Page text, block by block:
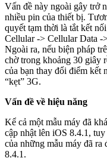
Vấn đề này ngoài gây trở
nhiều pin của thiết bị.
quyết tạm thời là tắt kết
Cellular -> Cellular Data -
Ngoài ra, nếu biện pháp
chờ trong khoảng 30 giây
của bạn thay đổi điểm kết
“kẹt” 3G.
Vấn đề về hiệu năng
Kể cả một mẫu máy đã
cập nhật lên iOS 8.4.1,
của những mẫu máy đã ra
8.4.1.